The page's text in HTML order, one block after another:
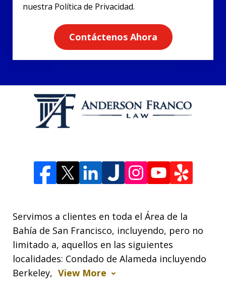
nuestra Política de Privacidad.
Contáctenos Ahora
Servimos a clientes en toda el Área de la
Bahía de San Francisco, incluyendo, pero no
limitado a, aquellos en las siguientes
localidades: Condado de Alameda incluyendo
Berkeley, View More